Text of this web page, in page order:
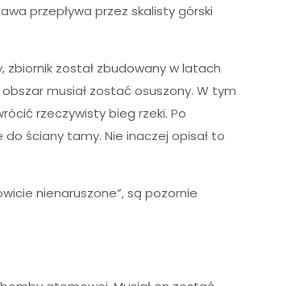
przepływa przez skalisty górski
zbiornik został zbudowany w latach
musiał zostać osuszony. W tym
rzeczywisty bieg rzeki. Po
ściany tamy. Nie inaczej opisał to
nienaruszone”, są pozornie